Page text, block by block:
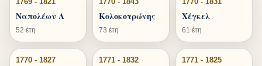
Ναπολέων Α
52 έτη
Κολοκοτρώνης
73 έτη
Χέγκελ
61 έτη
1770 - 1827 1771 - 1832 1771 - 1825